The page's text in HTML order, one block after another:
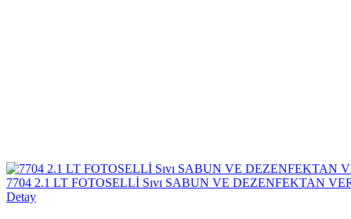
7704 2.1 LT FOTOSELLİ Sıvı SABUN VE DEZENFEKTAN
Detay